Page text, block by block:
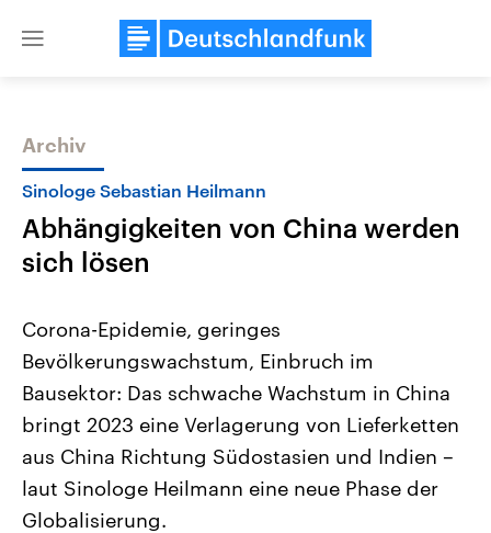
Close
Themen
USA
Aktuelle Beiträge, Analysen und
Hintergründe
Wirtschaftlich und militärisch
gehören die Vereinigten Staaten zu
den mächtigsten Ländern der Erde,
mit großem Einfluss auf das
aktuelle Weltgeschehen.
Nahostkonflikt
Aktuelle Lage und
Der Überfall der
Terrororganisation Hamas
Oktober 2023 auf Israel
Region wieder die Gewalt
Israel möchte die Hamas
Archiv
Sinologe Sebastian Heilmann
Abhängigkeiten von China werden
sich lösen
Corona-Epidemie, geringes
Bevölkerungswachstum, Einbruch im
Bausektor: Das schwache Wachstum in China
bringt 2023 eine Verlagerung von Lieferketten
aus China Richtung Südostasien und Indien –
laut Sinologe Heilmann eine neue Phase der
Globalisierung.